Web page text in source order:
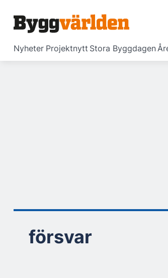
Nyheter Projektnytt Stora Byggdagen
försvar